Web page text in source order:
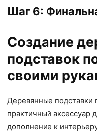
Шаг 6:
Создание
подставок
своими
Деревянные подставки
практичный аксессуар
дополнение к